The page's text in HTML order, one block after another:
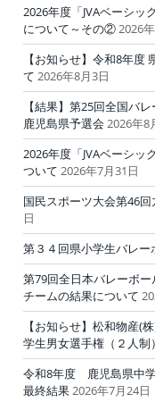
2026年度「JVAベーシッ
について～その②2026
【お知らせ】令和8年
て 2026年8月3日
【結果】第25回全国バ
鹿児島県予選会 2026年8
2026年度「JVAベーシッ
ついて 2026年7月31日
国民スポーツ大会第46回
日
第３４回県小学生バレ
第79回全日本バレーボ
チームの結果について
【お知らせ】松和物産(
学生男女選手権（２人制
令和8年度 鹿児島県中
最終結果2026年7月24日